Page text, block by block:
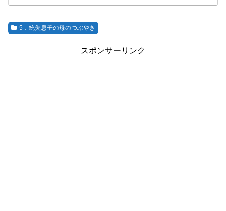
5．統失息子の母のつぶやき
スポンサーリンク